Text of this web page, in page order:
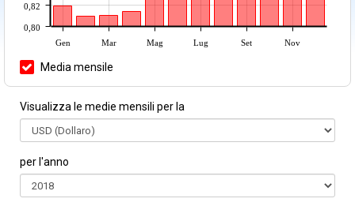
Gen Mar Mag Lug Set Nov
0,80
0,82
Media mensile
Visualizza le medie mensili per la
per l'anno